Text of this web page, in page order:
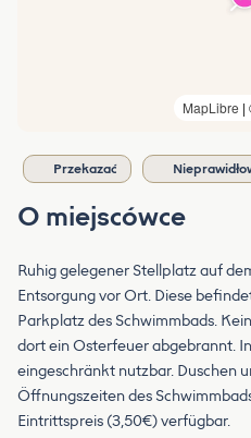
MapLibre |
Przekazać
O miejscówce
Ruhig gelegener Stellplatz auf
Entsorgung vor Ort. Diese
Parkplatz des Schwimmbads.
dort ein Osterfeuer abgebrannt.
eingeschränkt nutzbar. Duschen
Öffnungszeiten des
Eintrittspreis (3,50€) verfügbar.